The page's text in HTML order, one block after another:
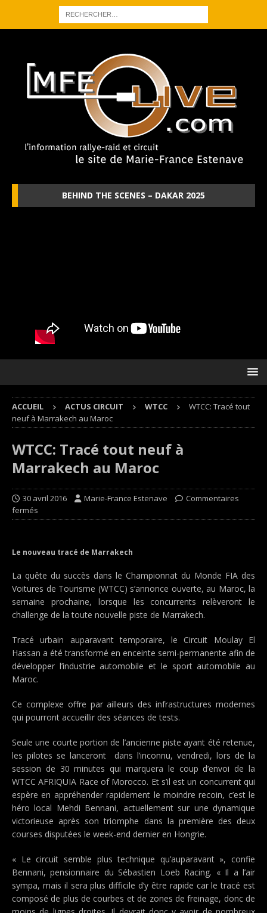
BEHIND THE SCENES – DAKAR 2025
ACCUEIL ACTUS CIRCUIT WTCC
WTCC: Tracé tout
neuf à Marrakech au Maroc
WTCC: Tracé tout neuf à
Marrakech au Maroc
30 avril 2016 Marie-France Estenave
Commentaires
fermés
Le nouveau tracé de Marrakech
La quête du succès dans le Championnat du Monde FIA des
Voitures de Tourisme (WTCC) s’annonce ouverte, au Maroc, la
semaine prochaine, lorsque les concurrents relèveront le
challenge de la toute nouvelle piste de Marrakech.
Tracé urbain auparavant temporaire, le Circuit Moulay El
Hassan a été transformé en enceinte semi-permanente afin de
développer l’industrie automobile et le sport automobile au
Maroc.
Ce complexe offre par ailleurs des infrastructures modernes
qui pourront accueillir des séances de tests.
Seule une courte portion de l’ancienne piste ayant été retenue,
les pilotes se lanceront dans l’inconnu, vendredi, lors de la
session de 30 minutes qui marquera le coup d’envoi de la
WTCC AFRIQUIA Race of Morocco. Et s’il est un concurrent qui
espère en appréhender rapidement le moindre recoin, c’est le
héro local Mehdi Bennani, actuellement sur une dynamique
victorieuse après son triomphe dans la première des deux
courses disputées le week-end dernier en Hongrie.
« Le circuit semble plus technique qu’auparavant », confie
Bennani, pensionnaire du Sébastien Loeb Racing. « Il a l’air
sympa, mais il sera plus difficile d’y être rapide car le tracé est
composé de plus de courbes et de zones de freinage, donc de